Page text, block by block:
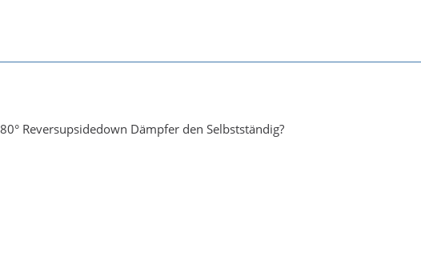
Reversupsidedown Dämpfer den Selbstständig?